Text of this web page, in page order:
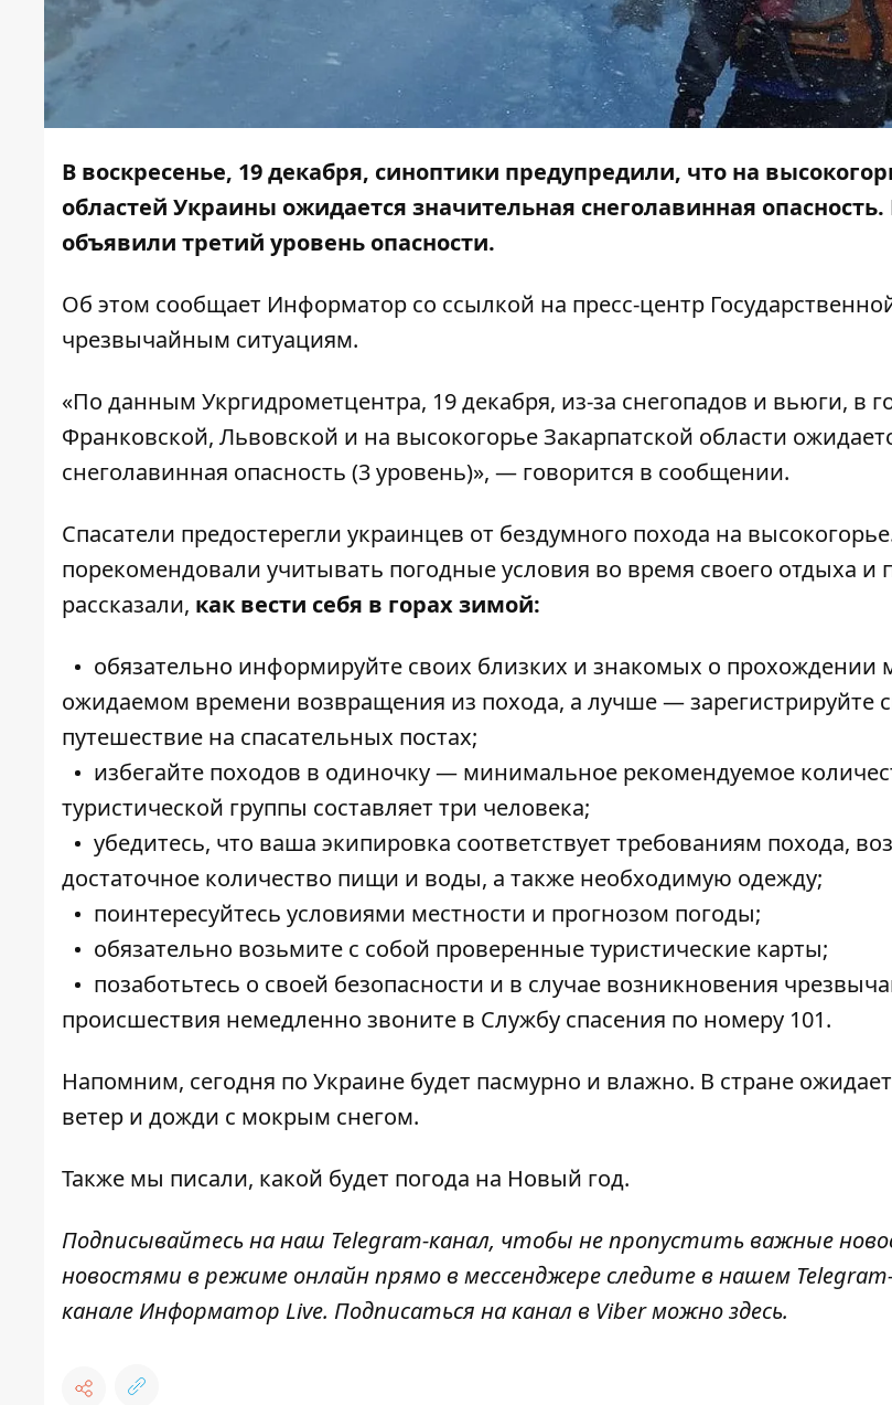
В воскресенье, 19 декабря, синоптики предупредили, что на
областей Украины ожидается значительная снеголавинная опасность.
объявили третий уровень опасности.
Об этом сообщает Информатор со ссылкой на пресс-центр
чрезвычайным ситуациям.
«По данным Укргидрометцентра, 19 декабря, из-за снегопадов и вьюги, в
Франковской, Львовской и на высокогорье Закарпатской области
снеголавинная опасность (3 уровень)», — говорится в сообщении.
Спасатели предостерегли украинцев от бездумного похода на
порекомендовали учитывать погодные условия во время своего отдыха и
рассказали, как вести себя в горах зимой:
обязательно информируйте своих близких и знакомых о прохождении
ожидаемом времени возвращения из похода, а лучше —зарегистрируйте
путешествие на спасательных постах;
избегайте походов в одиночку — минимальное рекомендуемое
туристической группы составляет три человека;
убедитесь, что ваша экипировка соответствует требованиям похода,
достаточное количество пищи и воды, а также необходимую одежду;
поинтересуйтесь условиями местности и прогнозом погоды;
обязательно возьмите с собой проверенные туристические карты;
позаботьтесь о своей безопасности и в случае возникновения
происшествия немедленно звоните в Службу спасения по номеру 101.
Напомним, сегодня по Украине будет пасмурно и влажно. В стране
ветер и дожди с мокрым снегом.
Также мы писали, какой будет погода на Новый год.
Подписывайтесь на наш Telegram-канал, чтобы не пропустить важные
новостями в режиме онлайн прямо в мессенджере следите в нашем
канале Информатор Live. Подписаться на канал в Viber можноздесь.